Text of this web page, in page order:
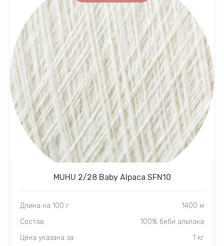
MUHU 2/28 Baby Alpaca SFN10
Длина на 100 г
1400 м
Состав
100% беби альпака
Цена указана за:
1 кг